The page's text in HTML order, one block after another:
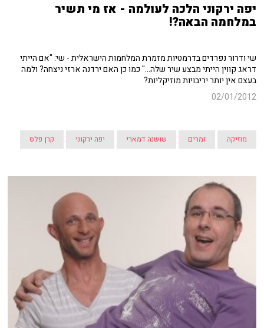
יפה ירקוני הלכה לעולמה - אז מי תשיר
במלחמה הבאה?!
שי ודרור נפרדים בדרמטיות מזמרת המלחמות הישראלית - שי: "אם הייתי
דראג קווין הייתי מבצע שיר שלה..." כמו כן האם ירדנה ארזי ניצחה? ולמה
בעצם אין יותר יריבויות מוזיקליות?
02/01/2012
מוזיקה זמרים שושנה דמארי יפה ירקוני קרן פלס